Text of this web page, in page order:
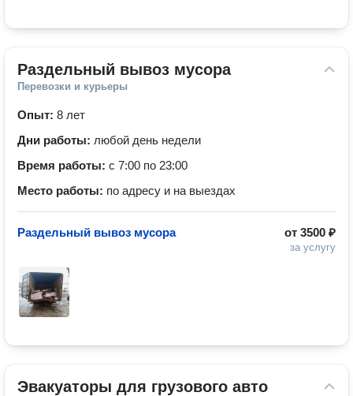
Раздельный вывоз мусора
Перевозки и курьеры
Опыт: 8 лет
Дни работы: любой день недели
Время работы: с 7:00 по 23:00
Место работы: по адресу и на выездах
от 3500 ₽
за услугу
Раздельный вывоз мусора
Эвакуаторы для грузового авто